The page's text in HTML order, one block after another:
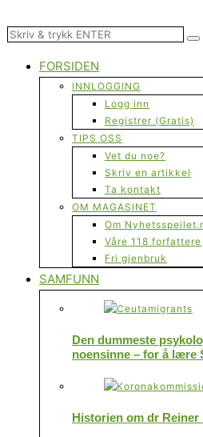
FORSIDEN
INNLOGGING
Logg inn
Registrer (Gratis)
TIPS OSS
Vet du noe?
Skriv en artikkel
Ta kontakt
OM MAGASINET
Om
Våre 118 forfattere
Fri gjenbruk
SAMFUNN
Den dummeste
noensinne – for å lære
Historien om dr Reiner